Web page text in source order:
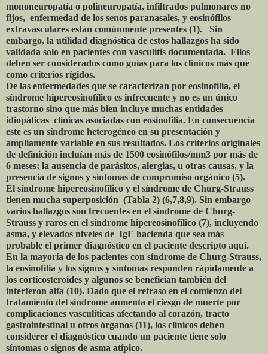
mononeuropatía o polineuropatía, infiltrados pulmonares no
fijos, enfermedad de los senos paranasales, y eosinófilos
extravasculares están comúnmente presentes (1). Sin
embargo, la utilidad diagnóstica de estos hallazgos ha sido
validada solo en pacientes con vasculitis documentada. Ellos
deben ser considerados como guías para los clínicos más que
como criterios rígidos.
De las enfermedades que se caracterizan por eosinofilia, el
síndrome hipereosinofílico es infrecuente y no es un único
trastorno sino que más bien incluye muchas entidades
idiopáticas clínicas asociadas con eosinofilia. En consecuencia
este es un síndrome heterogéneo en su presentación y
ampliamente variable en sus resultados. Los criterios originales
de definición incluían más de 1500 eosinófilos/mm3 por más de
6 meses; la ausencia de parásitos, alergias, u otras causas, y la
presencia de signos y síntomas de compromiso orgánico (5).
El síndrome hipereosinofílico y el síndrome de Churg-Strauss
tienen mucha superposición (Tabla 2) (6,7,8,9). Sin embargo
varios hallazgos son frecuentes en el síndrome de Churg-
Strauss y raros en el síndrome hipereosinofílico (7), incluyendo
asma, y elevados niveles de IgE hacienda que sea más
probable el primer diagnóstico en el paciente descripto aquí.
En la mayoría de los pacientes con síndrome de Churg-Strauss,
la eosinofilia y los signos y síntomas responden rápidamente a
los corticosteroides y algunos se benefician también del
interferon alfa (10). Dado que el retraso en el comienzo del
tratamiento del síndrome aumenta el riesgo de muerte por
complicaciones vasculíticas afectando al corazón, tracto
gastrointestinal u otros órganos (11), los clínicos deben
considerer el diagnóstico cuando un paciente tiene solo
síntomas o signos de asma atípico.